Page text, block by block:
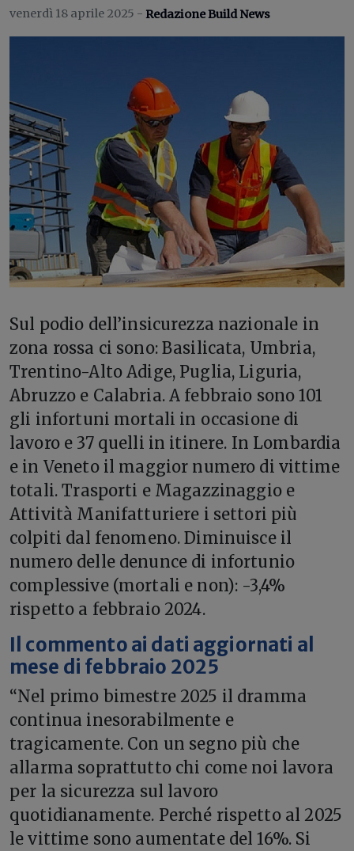
venerdì 18 aprile 2025 - Redazione Build News
Sul podio dell’insicurezza nazionale in
zona rossa ci sono: Basilicata, Umbria,
Trentino-Alto Adige, Puglia, Liguria,
Abruzzo e Calabria. A febbraio sono 101
gli infortuni mortali in occasione di
lavoro e 37 quelli in itinere. In Lombardia
e in Veneto il maggior numero di vittime
totali. Trasporti e Magazzinaggio e
Attività Manifatturiere i settori più
colpiti dal fenomeno. Diminuisce il
numero delle denunce di infortunio
complessive (mortali e non): -3,4%
rispetto a febbraio 2024.
Il commento ai dati aggiornati al
mese di febbraio 2025
“Nel primo bimestre 2025 il dramma
continua inesorabilmente e
tragicamente. Con un segno più che
allarma soprattutto chi come noi lavora
per la sicurezza sul lavoro
quotidianamente. Perché rispetto al 2025
le vittime sono aumentate del 16%. Si